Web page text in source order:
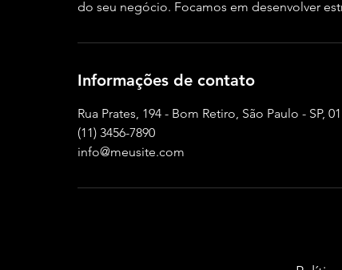
o
do seu negócio. Focamos em desenvolver
Informações de contato
Rua Prates, 194 - Bom Retiro, São Paulo - SP,
(11) 3456-7890
info@meusite.com